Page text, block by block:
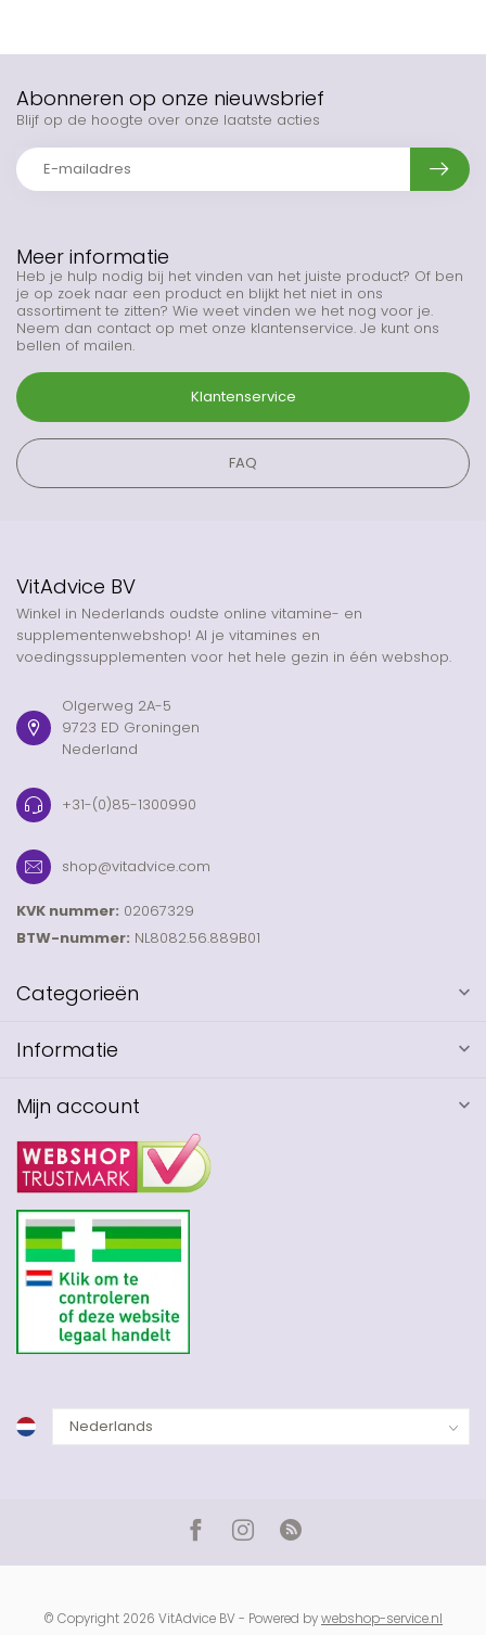
Meer informatie
Heb je hulp nodig bij het vinden van het juiste product? Of ben
je op zoek naar een product en blijkt het niet in ons
assortiment te zitten? Wie weet vinden we het nog voor je.
Neem dan contact op met onze klantenservice. Je kunt ons
bellen of mailen.
Klantenservice
FAQ
Abonneren op onze nieuwsbrief
Blijf op de hoogte over onze laatste acties
VitAdvice BV
Winkel in Nederlands oudste online vitamine- en
supplementenwebshop! Al je vitamines en
voedingssupplementen voor het hele gezin in één webshop.
Olgerweg 2A-5
9723 ED Groningen
Nederland
+31-(0)85-1300990
shop@vitadvice.com
KVK nummer: 02067329
BTW-nummer: NL8082.56.889B01
Categorieën
Informatie
Mijn account
© Copyright 2026 VitAdvice BV - Powered bywebshop-service.nl